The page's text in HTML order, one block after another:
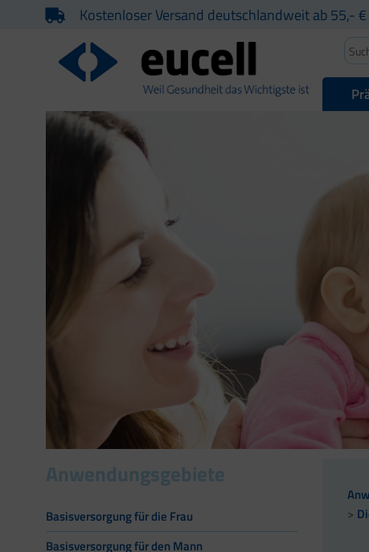
Kostenloser Versand deutschlandweit ab 55,- €
Anwendungsgebiete
Basisversorgung für die Frau
Basisversorgung für den Mann